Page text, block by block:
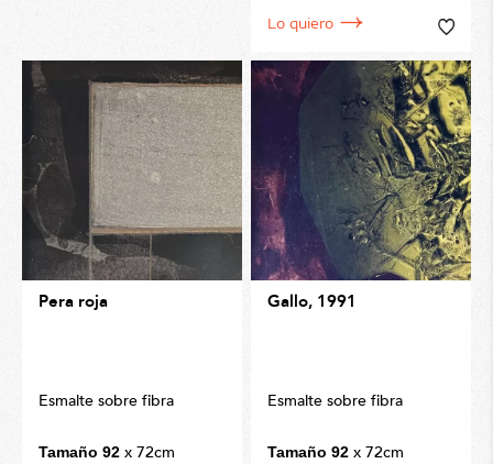
Lo quiero
Pera roja
Esmalte sobre fibra
Tamaño 92x 72cm
Gallo, 1991
Esmalte sobre fibra
Tamaño 92 x 72cm